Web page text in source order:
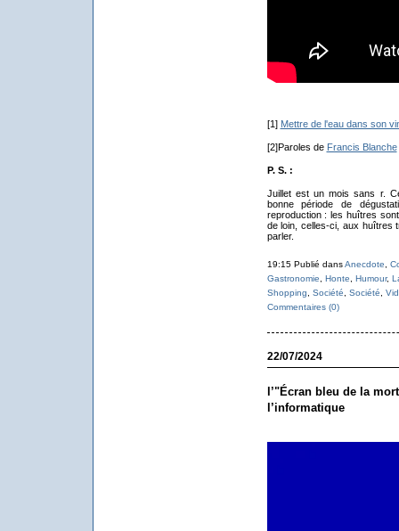
[1] Mettre de l'eau dans son
[2]Paroles de Francis Blanche
P. S. :
Juillet est un mois sans r.
bonne période de
reproduction : les huîtres
de loin, celles-ci, aux huîtres
parler.
19:15 Publié dansAnecdote
Gastronomie
Honte Humour,
Shopping
Société Société
Commentaires (0)
22/07/2024
l’"Écran bleu de la
l’informatique